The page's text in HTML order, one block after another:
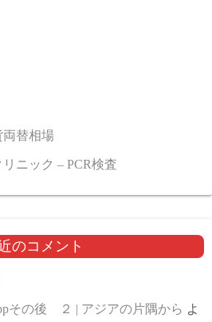
両替相場
ニック – PCR検査
のコメント
その後 ２ | アジアの片隅から よ